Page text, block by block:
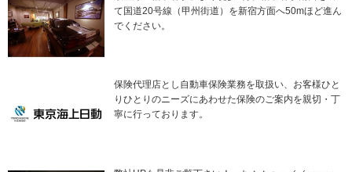
て国道20号線（甲州街道）を新宿方面へ50mほど進ん
でください。
保険代理店とし自動車保険業務を取扱い、お客様ひと
りひとりのニーズにあわせた保険のご案内を親切・丁
寧に行っております。